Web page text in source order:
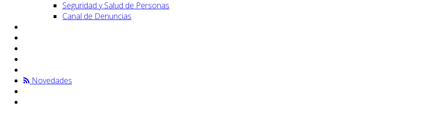
Seguridad y Salud de Personas
Canal de Denuncias
Novedades